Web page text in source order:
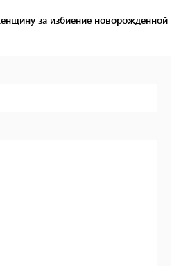
за избиение новорожденной